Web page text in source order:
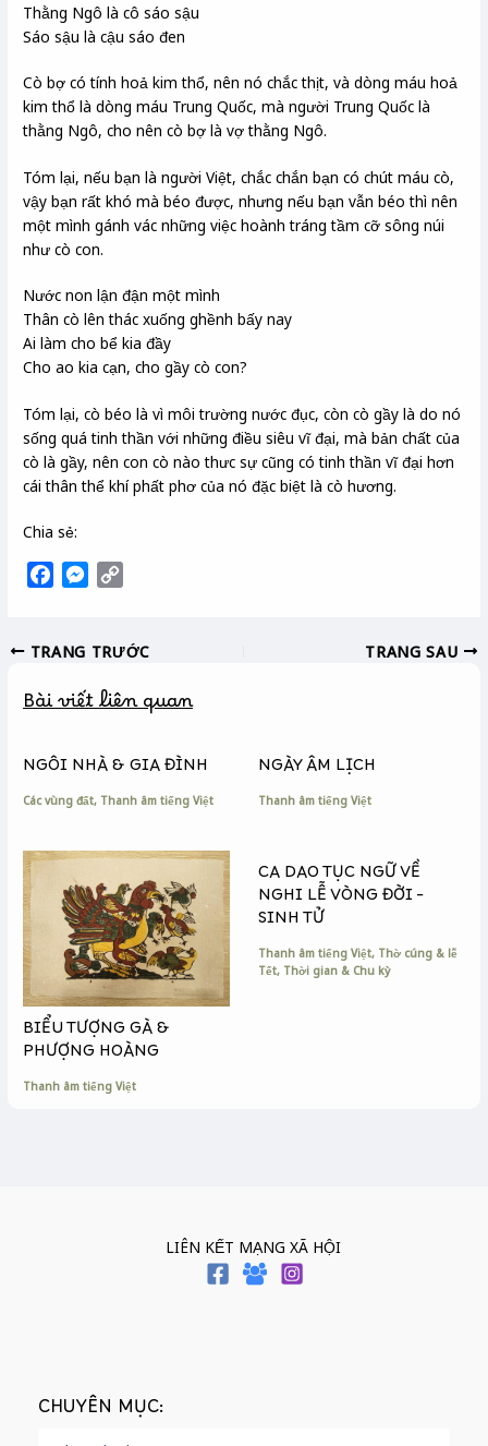
Thằng Ngô là cô sáo sậu
Sáo sậu là cậu sáo đen
Cò bợ có tính hoả kim thổ, nên nó chắc thịt, và dòng máu hoả
kim thổ là dòng máu Trung Quốc, mà người Trung Quốc là
thằng Ngô, cho nên cò bợ là vợ thằng Ngô.
Tóm lại, nếu bạn là người Việt, chắc chắn bạn có chút máu cò,
vậy bạn rất khó mà béo được, nhưng nếu bạn vẫn béo thì nên
một mình gánh vác những việc hoành tráng tầm cỡ sông núi
như cò con.
Nước non lận đận một mình
Thân cò lên thác xuống ghềnh bấy nay
Ai làm cho bể kia đầy
Cho ao kia cạn, cho gầy cò con?
Tóm lại, cò béo là vì môi trường nước đục, còn cò gầy là do nó
sống quá tinh thần với những điều siêu vĩ đại, mà bản chất của
cò là gầy, nên con cò nào thưc sự cũng có tinh thần vĩ đại hơn
cái thân thể khí phất phơ của nó đặc biệt là cò hương.
Chia sẻ:
e
o
k
M
s
n
e
y
i
k
TRANG TRƯỚC TRANG SAU
Bài viết liên quan
NGÔI NHÀ & GIA ĐÌNH
Các vùng đất, Thanh âm tiếng Việt
NGÀY ÂM LỊCH
Thanh âm tiếng Việt
BIỂU TƯỢNG GÀ &
PHƯỢNG HOÀNG
Thanh âm tiếng Việt
CA DAO TỤC NGỮ VỀ
NGHI LỄ VÒNG ĐỜI –
SINH TỬ
Thanh âm tiếng Việt, Thờ cúng & lễ
Tết, Thời gian & Chu kỳ
LIÊN KẾT MẠNG XÃ HỘI
CHUYÊN MỤC: